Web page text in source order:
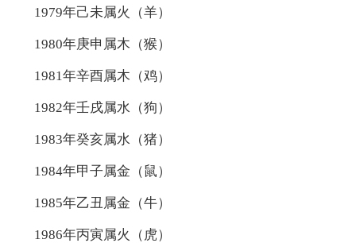
1979年己未属火（羊）
1980年庚申属木（猴）
1981年辛酉属木（鸡）
1982年壬戌属水（狗）
1983年癸亥属水（猪）
1984年甲子属金（鼠）
1985年乙丑属金（牛）
1986年丙寅属火（虎）